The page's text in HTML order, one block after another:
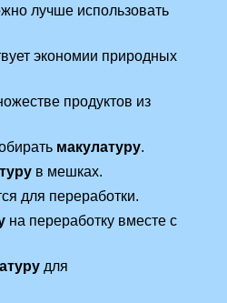
лучше использовать
экономии природных
продуктов из
макулатуру.
в мешках.
для переработки.
на переработку вместе с
для